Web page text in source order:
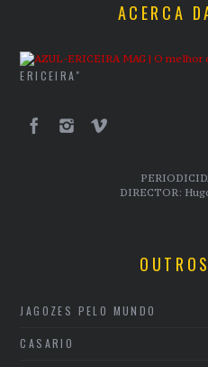
ACERCA
ERICEIRA"
DIRECTOR:
JAGOZES PELO MUNDO
CASARIO